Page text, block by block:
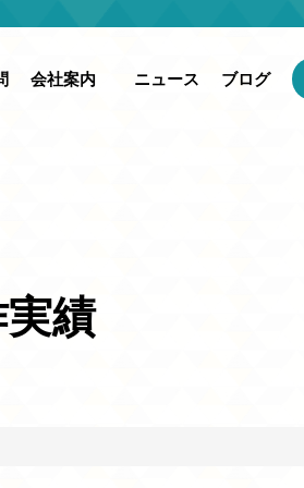
会社案内 ニュース ブログ
績